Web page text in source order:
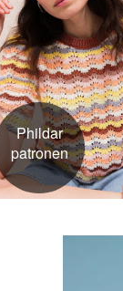
Phildar
patronen